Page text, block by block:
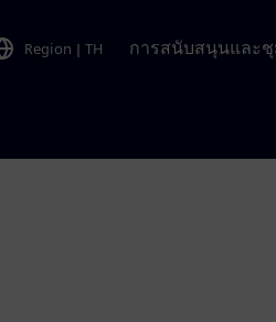
Region | TH การสนับสนุนและ